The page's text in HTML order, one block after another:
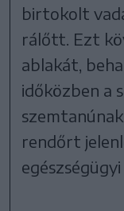
birtokolt
rálőtt. Ezt
ablakát,
időközben a
rendőrt